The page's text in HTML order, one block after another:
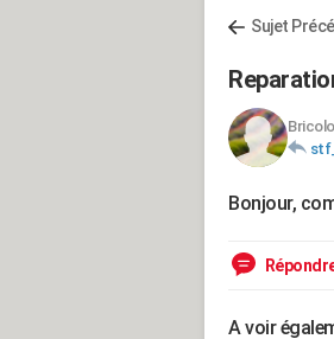
Sujet
Bricolo
Bonjour,
A voir